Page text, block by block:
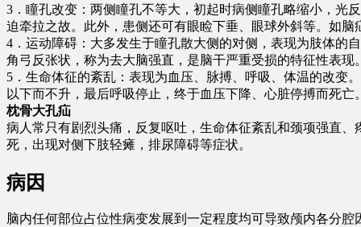
3．瞳孔改变：两侧瞳孔不等大，初起时病侧瞳孔略缩小，光
迫牵拉之故。此外，患侧还可有眼睑下垂、眼球外斜等。如
4．运动障碍：大多发生于瞳孔散大侧的对侧，表现为肢体的
角弓反张状，称为去大脑强直，是脑干严重受损的特征性表现
5．生命体征的紊乱：表现为血压、脉搏、呼吸、体温的改
以下而不升，最后呼吸停止，终于血压下降、心脏停搏而死亡
枕骨大孔疝
病人常只有剧烈头痛，反复呕吐，生命体征紊乱和颈项强直
死，出现对侧下肢轻瘫，排尿障碍等症状。
病因
脑内任何部位占位性病变发展到一定程度均可导致颅内各分